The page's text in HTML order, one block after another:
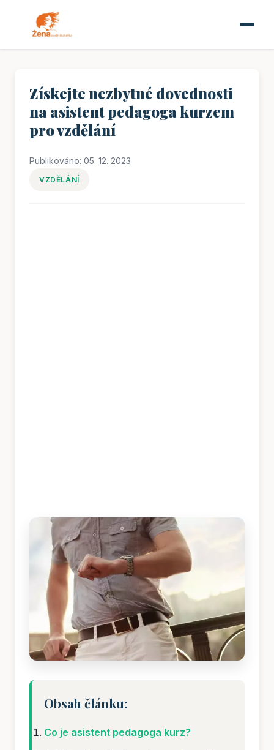
Získejte nezbytné dovednosti
na asistent pedagoga kurzem
pro vzdělání
Publikováno: 05. 12. 2023
VZDĚLÁNÍ
Obsah článku:
Co je asistent pedagoga kurz?